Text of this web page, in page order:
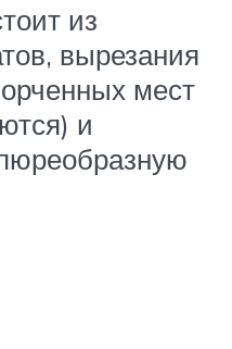
из
вырезания
мест
и